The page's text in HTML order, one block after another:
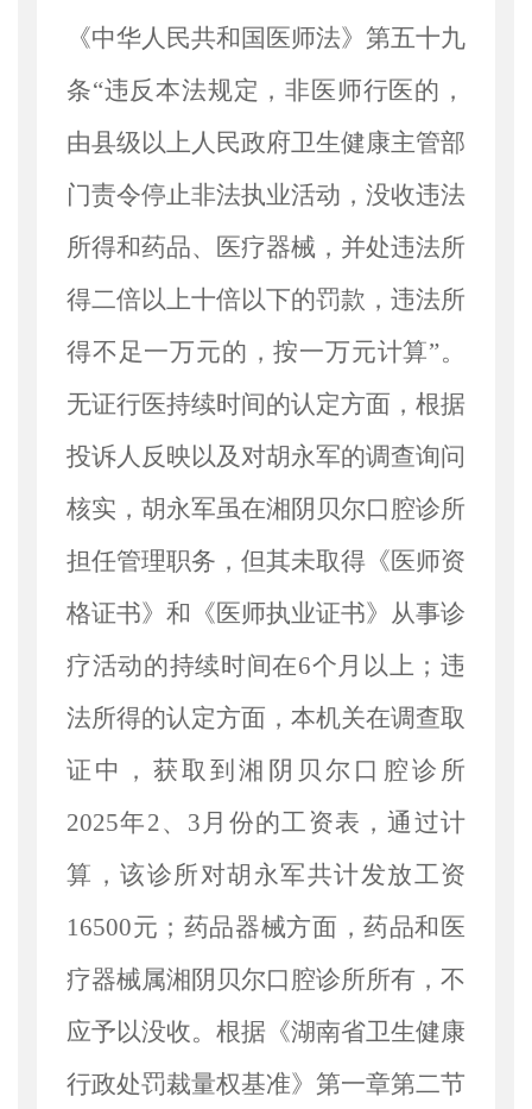
《中华人民共和国医师法》第五十九
条“违反本法规定，非医师行医的，
由县级以上人民政府卫生健康主管部
门责令停止非法执业活动，没收违法
所得和药品、医疗器械，并处违法所
得二倍以上十倍以下的罚款，违法所
得不足一万元的，按一万元计算”。
无证行医持续时间的认定方面，根据
投诉人反映以及对胡永军的调查询问
核实，胡永军虽在湘阴贝尔口腔诊所
担任管理职务，但其未取得《医师资
格证书》和《医师执业证书》从事诊
疗活动的持续时间在6个月以上；违
法所得的认定方面，本机关在调查取
证中，获取到湘阴贝尔口腔诊所
2025年2、3月份的工资表，通过计
算，该诊所对胡永军共计发放工资
16500元；药品器械方面，药品和医
疗器械属湘阴贝尔口腔诊所所有，不
应予以没收。根据《湖南省卫生健康
行政处罚裁量权基准》第一章第二节